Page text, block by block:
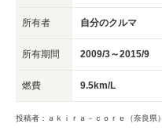
所有者 自分のクルマ
所有期間 2009/3～2015/9
燃費 9.5km/L
投稿者：ａｋｉｒａ－ｃｏｒｅ（奈良県）